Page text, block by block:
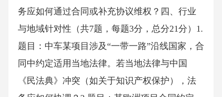
务应如何通过合同或补充协议维权？四、行业
与地域针对性（共7题，每题3分，总分21分）1.
题目：中车某项目涉及“一带一路”沿线国家，合
同中约定适用当地法律。若当地法律与中国
《民法典》冲突（如关于知识产权保护），法